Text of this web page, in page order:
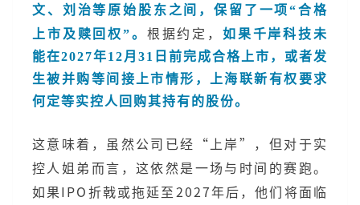
文、刘治等原始股东之间，保留了一项“合格
上市及赎回权”。 根据约定，
如果千岸科技未
能在2027年12月31日前完成合格上市，或者发
生被并购等间接上市情形，上海联新有权要求
何定等实控人回购其持有的股份。
这意味着，虽然公司已经“上岸”，但对于实
控人姐弟而言，这依然是一场与时间的赛跑。
如果IPO折戟或拖延至2027年后，他们将面临